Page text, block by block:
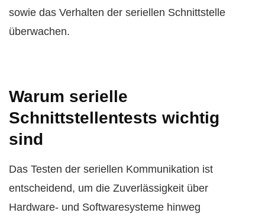
sowie das Verhalten der seriellen Schnittstelle
überwachen.
Warum serielle
Schnittstellentests wichtig
sind
Das Testen der seriellen Kommunikation ist
entscheidend, um die Zuverlässigkeit über
Hardware- und Softwaresysteme hinweg